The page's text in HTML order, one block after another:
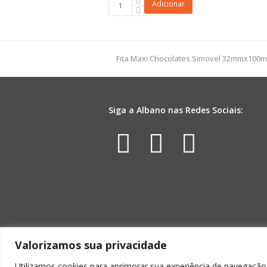
Valorizamos sua privacidade
25pç
Vermelho/Ouro
Adicionar
previous
Fita Maxi Chocolates Simovel
Siga a Albano nas Redes Sociais:
Facebook